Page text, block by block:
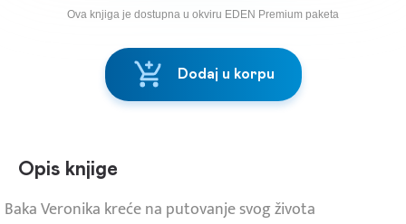
Ova knjiga je dostupna u okviru EDEN Premium paketa
Dodaj u korpu
Opis knjige
Baka Veronika kreće na putovanje svog života